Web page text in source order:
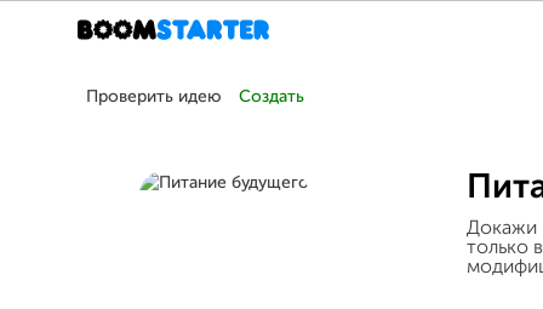
Проверить идею Создать
Докажи
только